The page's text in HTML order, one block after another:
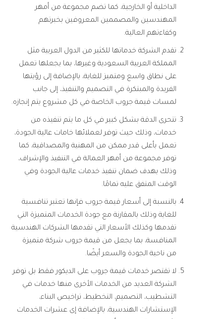
الداخلية أو الخارجية، كما تضم مجموعة من أمهر
المهندسين والمصممين المعروفين بخبرتهم
وكفاءتهم العالية.
تقدم الشركة خدماتها للكثير من الدول العربية مثل
المملكة العربية السعودية وغيرها، بما يجعلها تعمل
على نطاق واسع ومتميز للغاية، بالإضافة إلى رؤيتها
الفريدة والمبتكرة في التصميم والتنفيذ، إلى جانب
لمسات قيمة جروب الخاصة في كل مشروع يتم إنجازه.
تتحرى الدقة بشكل كبير في كل ما يتم تنفيذه من
خدمات، وذلك حيث توفر لعملائها خامات عالية الجودة،
تعمل بأعلى قدر ممكن من المهنية والمصداقية، كما
توفر مجموعة من أمهر العمالة في التنفيذ والإشراف،
وذلك بهدف ضمان تنفيذ خدمات عالية الجودة وفي
الوقت المتفق عليه تمامًا.
بالنسبة إلى أسعار قيمة جروب فإنها تعتبر تنافسية
للغاية وذلك بالمقارنة مع جودة الخدمات المتميزة التي
تقدمها وكذلك الأسعار التي تقدمها الشركات الهندسية
المنافسة، بما يجعل من قيمة جروب شركة متميزة
من ناحية الجودة والسعر أيضًا.
لا تقتصر خدمات قيمة جروب على الديكور فقط بل توفر
الشركة العديد من الخدمات الأخرى منها خدمات في
التشطيب، التصميم، التخطيط، تراخيص البناء،
الإستشارات الهندسية، بالإضافة إى عشرات الخدمات